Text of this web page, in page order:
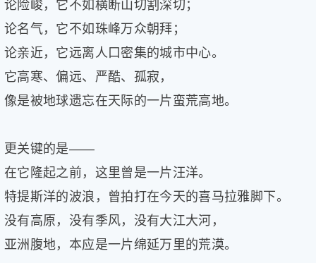
﹥
论险峻，它不如横断山切割深切；
论名气，它不如珠峰万众朝拜；
论亲近，它远离人口密集的城市中心。
它高寒、偏远、严酷、孤寂，
像是被地球遗忘在天际的一片蛮荒高地。
更关键的是——
在它隆起之前，这里曾是一片汪洋。
特提斯洋的波浪，曾拍打在今天的喜马拉雅脚下。
没有高原，没有季风，没有大江大河，
亚洲腹地，本应是一片绵延万里的荒漠。